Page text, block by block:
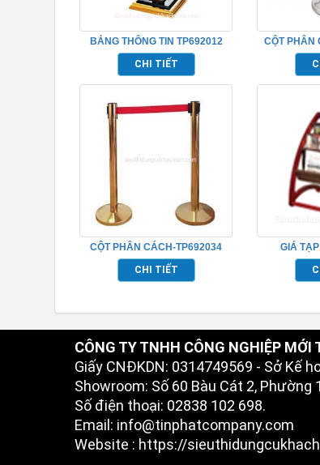
BẢNG THÔNG TIN TP692012
CHI TIẾT
CỘT PHÂN
CỘT PHÂN CÁCH-TP692034
CHI TIẾT
GIÁ
CÔNG TY TNHH CÔNG NGHIỆP MỚI
Giấy CNĐKDN: 0314749569 - Sở Kế
Showroom: Số 60 Bàu Cát 2, Phường
Số điện thoại: 02838 102 698.
Email: info@tinphatcompany.com
Website : https://